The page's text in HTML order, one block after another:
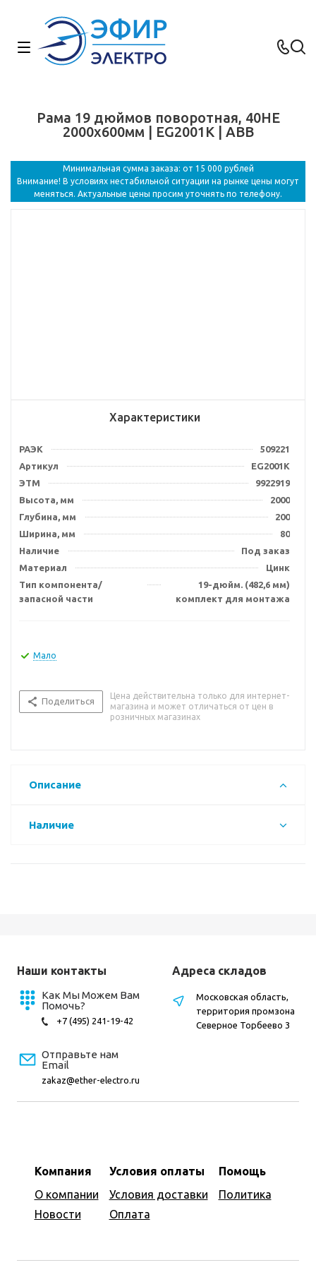
Рама 19 дюймов поворотная, 40HE
2000x600мм | EG2001K | ABB
Минимальная сумма заказа: от 15 000 рублей
Внимание! В условиях нестабильной ситуации на рынке цены могут
меняться. Актуальные цены просим уточнять по телефону.
Характеристики
РАЭК
509221
Артикул
EG2001K
ЭТМ
9922919
Высота, мм
2000
Глубина, мм
200
Ширина, мм
80
Наличие
Под заказ
Материал
Цинк
Тип компонента/
запасной части
19-дюйм. (482,6 мм)
комплект для монтажа
Мало
Поделиться
Цена действительна только для интернет-
магазина и может отличаться от цен в
розничных магазинах
Описание
Наличие
Наши контакты
Как Мы Можем Вам
Помочь?
+7 (495) 241-19-42
Отправьте нам
Email
zakaz@ether-electro.ru
Компания
О компании
Новости
Условия оплаты
Условия доставки
Оплата
Помощь
Политика
Адреса складов
Московская область,
территория промзона
Северное Торбеево 3